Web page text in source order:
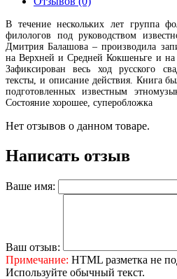
В течение нескольких лет группа
филологов под руководством
Дмитрия Балашова – производила
на Верхней и Средней Кокшеньге и на
Зафиксирован весь ход русского
тексты, и описание действия. Книга
подготовленных известным
Состояние хорошее, суперобложка
Нет отзывов о данном товаре.
Написать отзыв
Ваше имя:
Ваш отзыв:
Примечание: HTML разметка не
Используйте обычный текст.